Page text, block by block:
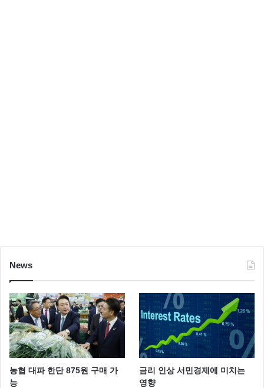
News
농협 대파 한단 875원 구매 가
능
금리 인상 서민경제에 미치는
영향